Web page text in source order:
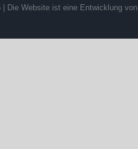
| Die Website ist eine Entwicklung von